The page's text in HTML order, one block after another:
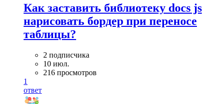
Как заставить библиотеку docs js
нарисовать бордер при переносе
таблицы?
2 подписчика
10 июл.
216 просмотров
1
ответ